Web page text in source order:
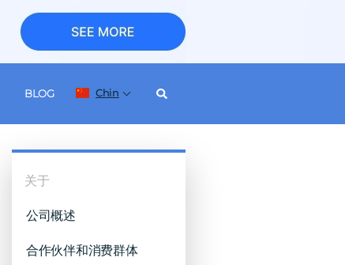
BLOG Chin
关于
公司概述
合作伙伴和消费群体